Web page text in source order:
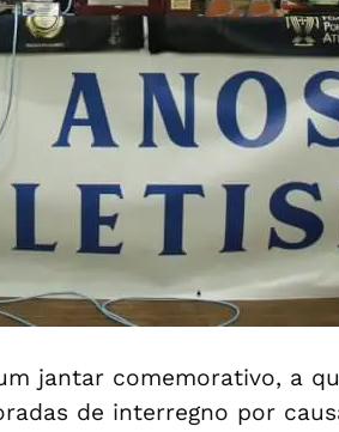
jantar comemorativo, a
de interregno por